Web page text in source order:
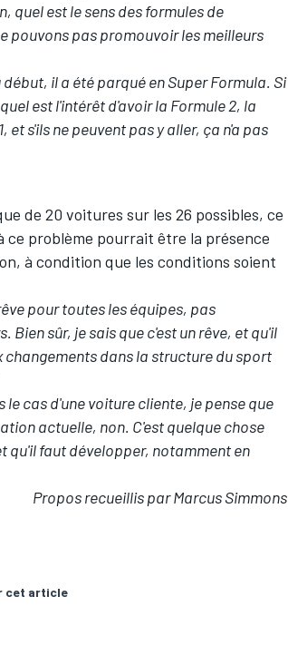
quel est le sens des formules de
pouvons pas promouvoir les meilleurs
il a été parqué en Super Formula. Si
est l'intérêt d'avoir la Formule 2, la
et s'ils ne peuvent pas y aller, ça n'a pas
de 20 voitures sur les 26 possibles, ce
problème pourrait être la présence
à condition que les conditions soient
pour toutes les équipes, pas
Bien sûr, je sais que c'est un rêve, et qu'il
dans la structure du sport
cas d'une voiture cliente, je pense que
actuelle, non. C'est quelque chose
qu'il faut développer, notamment en
Propos recueillis par Marcus Simmons
cet article